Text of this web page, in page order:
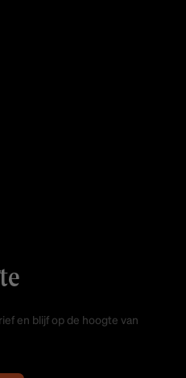
en blijf op de hoogte van